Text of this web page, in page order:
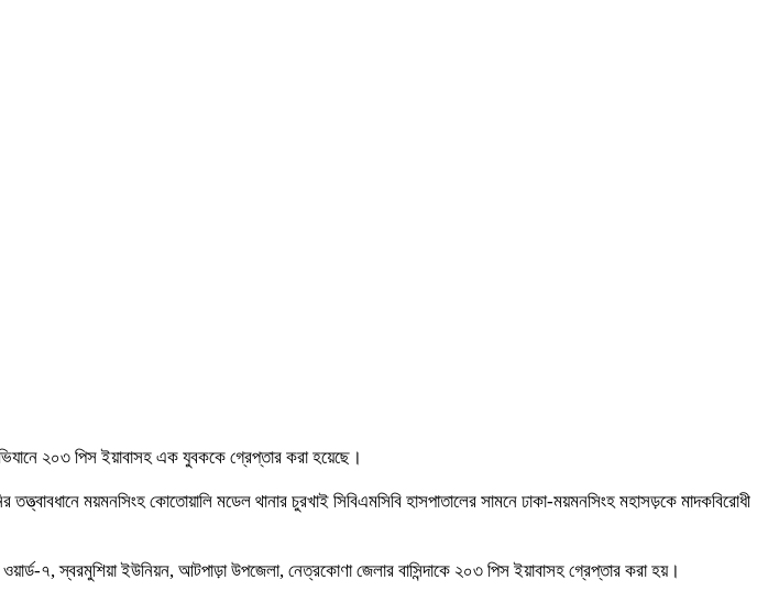
২০৩ পিস ইয়াবাসহ এক যুবককে গ্রেপ্তার করা হয়েছে।
ময়মনসিংহ কোতোয়ালি মডেল থানার চুরখাই সিবিএমসিবি হাসপাতালের সামনে ঢাকা-ময়মনসিংহ মহাসড়কে মাদকবিরোধী
৭, স্বরমুশিয়া ইউনিয়ন, আটপাড়া উপজেলা, নেত্রকোণা জেলার বাসিন্দাকে ২০৩ পিস ইয়াবাসহ গ্রেপ্তার করা হয়।